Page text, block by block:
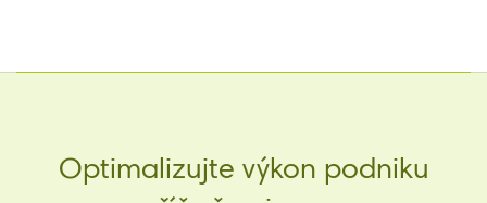
Optimalizujte výkon podniku